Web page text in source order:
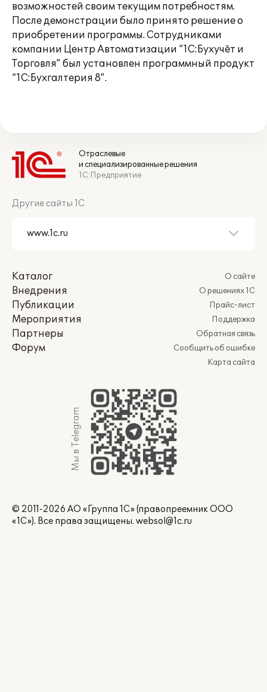
возможностей своим текущим потребностям.
После демонстрации было принято решение о
приобретении программы. Сотрудниками
компании Центр Автоматизации “1C:Бухучёт и
Торговля” был установлен программный продукт
“1С:Бухгалтерия 8”.
Отраслевые
и специализированные решения
1С:Предприятие
Другие сайты 1С
Каталог
Внедрения
Публикации
Мероприятия
Партнеры
Форум
О сайте
О решениях 1С
Прайс-лист
Поддержка
Обратная связь
Сообщить об ошибке
Карта сайта
Мы в Telegram
© 2011-2026 АО «Группа 1С» (правопреемник ООО
«1С»). Все права защищены. websol@1c.ru